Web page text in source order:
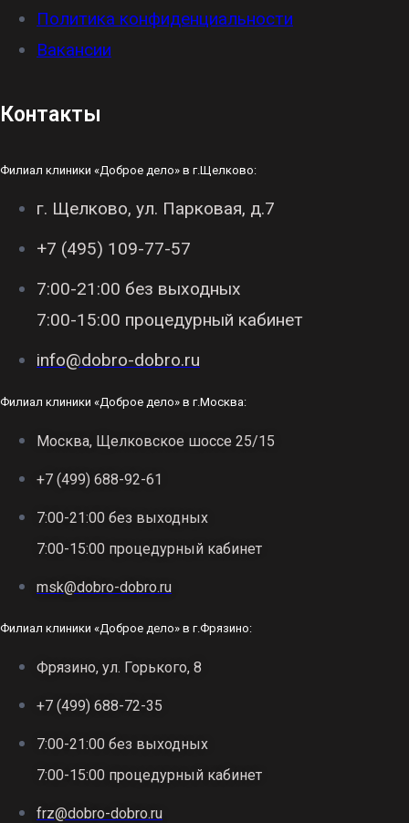
Политика конфиденциальности
Вакансии
Контакты
Филиал клиники «Доброе дело» в г.Щелково:
г. Щелково, ул. Парковая, д.7
+7 (495) 109-77-57
7:00-21:00 без выходных
7:00-15:00 процедурный кабинет
info@dobro-dobro.ru
Филиал клиники «Доброе дело» в г.Москва:
Москва, Щелковское шоссе 25/15
+7 (499) 688-92-61
7:00-21:00 без выходных
7:00-15:00 процедурный кабинет
msk@dobro-dobro.ru
Филиал клиники «Доброе дело» в г.Фрязино:
Фрязино, ул. Горького, 8
+7 (499) 688-72-35
7:00-21:00 без выходных
7:00-15:00 процедурный кабинет
frz@dobro-dobro.ru